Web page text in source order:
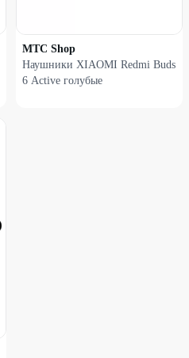
МТС Shop
Наушники XIAOMI Redmi Buds
6 Active голубые